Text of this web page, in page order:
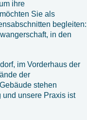
ihre
Sie als
begleiten:
in den
im Vorderhaus der
der
stehen
und unsere Praxis ist